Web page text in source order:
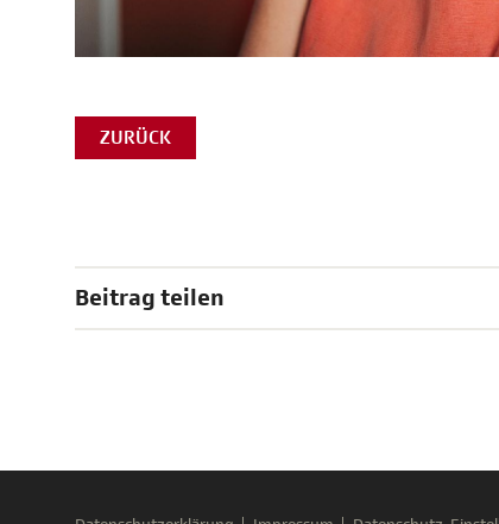
ZURÜCK
Beitrag teilen